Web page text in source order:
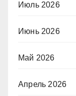
Июль 2026
Июнь 2026
Май 2026
Апрель 2026